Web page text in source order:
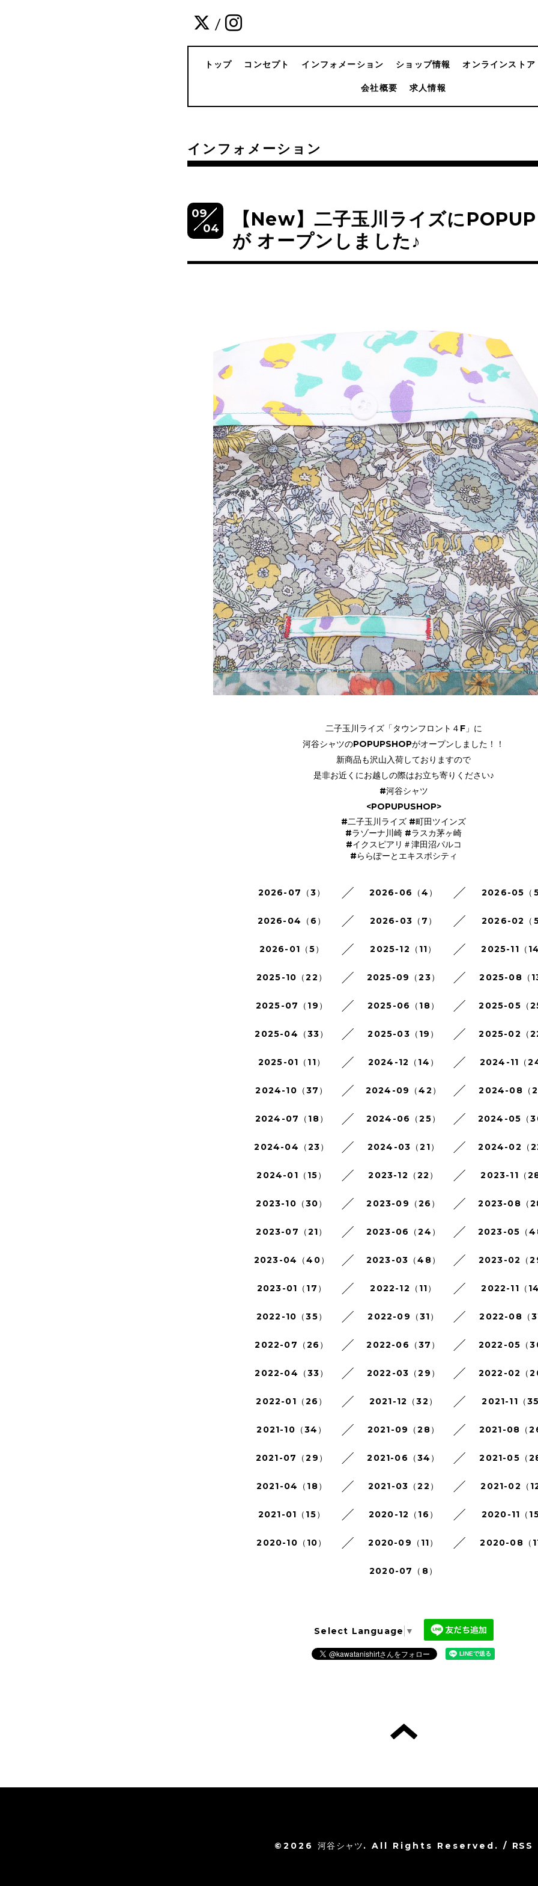
/
トップ コンセプト インフォメーション ショップ情報 オンラインストア
会社概要 求人情報
インフォメーション
09
04
【New】二子玉川ライズに
が オープンしました♪
二子玉川ライズ「タウンフロント４F」に
河谷シャツのPOPUPSHOPがオープンしました！！
新商品も沢山入荷しておりますので
是非お近くにお越しの際はお立ち寄りください♪
#河谷シャツ
<POPUPUSHOP>
#二子玉川ライズ #町田ツインズ
#ラゾーナ川崎 #ラスカ茅ヶ崎
#イクスピアリ＃津田沼パルコ
#ららぽーとエキスポシティ
2026-07（3） 2026-06（4） 2026-05（5
2026-04（6） 2026-03（7） 2026-02（5
2026-01（5） 2025-12（11） 2025-11（14
2025-10（22） 2025-09（23） 2025-08（13
2025-07（19） 2025-06（18） 2025-05（
2025-04（33） 2025-03（19） 2025-02（
2025-01（11） 2024-12（14） 2024-11（24
2024-10（37） 2024-09（42） 2024-08（
2024-07（18） 2024-06（25） 2024-05（
2024-04（23） 2024-03（21） 2024-02（
2024-01（15） 2023-12（22） 2023-11（28
2023-10（30） 2023-09（26） 2023-08（
2023-07（21） 2023-06（24） 2023-05（
2023-04（40） 2023-03（48） 2023-02（
2023-01（17） 2022-12（11） 2022-11（14
2022-10（35） 2022-09（31） 2022-08（31
2022-07（26） 2022-06（37） 2022-05（
2022-04（33） 2022-03（29） 2022-02（
2022-01（26） 2021-12（32） 2021-11（35
2021-10（34） 2021-09（28） 2021-08（26
2021-07（29） 2021-06（34） 2021-05（28
2021-04（18） 2021-03（22） 2021-02（12
2021-01（15） 2020-12（16） 2020-11（15
2020-10（10） 2020-09（11） 2020-08（11
2020-07（8）
Select Language ▼
©2026河谷シャツ. All Rights Reserved. / RSS